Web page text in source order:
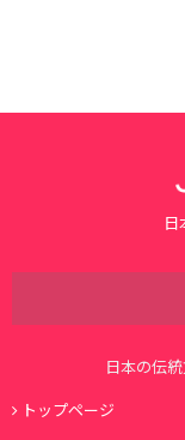
日
日本の伝
トップページ